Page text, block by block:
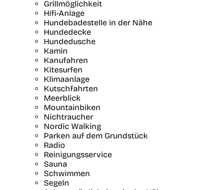
Grillmöglichkeit
Hifi-Anlage
Hundebadestelle in der Nähe
Hundedecke
Hundedusche
Kamin
Kanufahren
Kitesurfen
Klimaanlage
Kutschfahrten
Meerblick
Mountainbiken
Nichtraucher
Nordic Walking
Parken auf dem Grundstück
Radio
Reinigungsservice
Sauna
Schwimmen
Segeln